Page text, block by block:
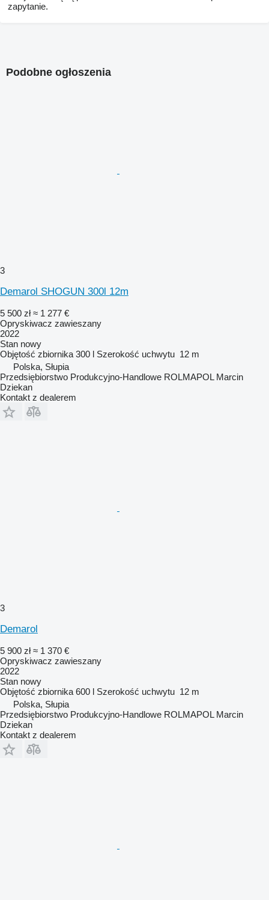
zapytanie.
Podobne ogłoszenia
3
Demarol SHOGUN 300l 12m
5 500 zł ≈ 1 277 €
Opryskiwacz zawieszany
2022
Stan nowy
Objętość zbiornika 300 l Szerokość uchwytu 12 m
Polska, Słupia
Przedsiębiorstwo Produkcyjno-Handlowe ROLMAPOL Marcin
Dziekan
Kontakt z dealerem
3
Demarol
5 900 zł ≈ 1 370 €
Opryskiwacz zawieszany
2022
Stan nowy
Objętość zbiornika 600 l Szerokość uchwytu 12 m
Polska, Słupia
Przedsiębiorstwo Produkcyjno-Handlowe ROLMAPOL Marcin
Dziekan
Kontakt z dealerem